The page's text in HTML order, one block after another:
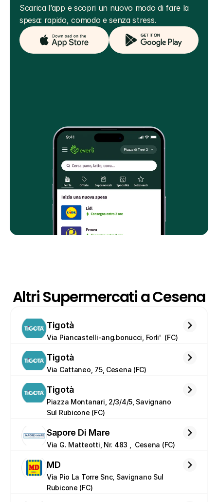
Scarica l’app e scopri un nuovo modo di fare la
spesa: rapido, comodo e senza stress.
Altri Supermercati a Cesena
Tigotà
Via Piancastelli-ang.bonucci, Forli'  (FC)
Tigotà
Via Cattaneo, 75, Cesena (FC)
Tigotà
Piazza Montanari, 2/3/4/5, Savignano
Sul Rubicone (FC)
Sapore Di Mare
Via G. Matteotti, Nr. 483 ,  Cesena (FC)
MD
Via Pio La Torre Snc, Savignano Sul
Rubicone (FC)